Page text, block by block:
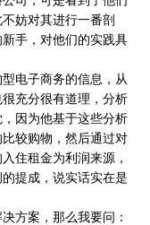
妨对其进行一番剖
手，对他们的实践具
电子商务的信息，从
充分很有道理，分析
因为他基于这些分析
较购物，然后通过对
住租金为利润来源，
提成，说实话实在是
方案，那么我要问：